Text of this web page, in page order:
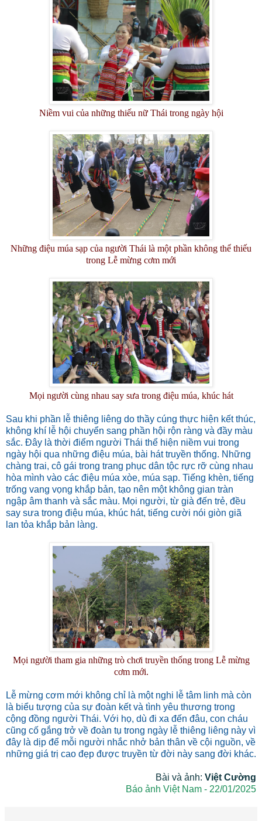
Niềm vui của những thiếu nữ Thái trong ngày hội
Những điệu múa sạp của người Thái là một phần không thể thiếu
trong Lễ mừng cơm mới
Mọi người cùng nhau say sưa trong điệu múa, khúc hát
Sau khi phần lễ thiêng liêng do thầy cúng thực hiện kết thúc,
không khí lễ hội chuyển sang phần hội rộn ràng và đầy màu
sắc. Đây là thời điểm người Thái thể hiện niềm vui trong
ngày hội qua những điệu múa, bài hát truyền thống. Những
chàng trai, cô gái trong trang phục dân tộc rực rỡ cùng nhau
hòa mình vào các điệu múa xòe, múa sạp. Tiếng khèn, tiếng
trống vang vọng khắp bản, tạo nên một không gian tràn
ngập âm thanh và sắc màu. Mọi người, từ già đến trẻ, đều
say sưa trong điệu múa, khúc hát, tiếng cười nói giòn giã
lan tỏa khắp bản làng.
Mọi người tham gia những trò chơi truyền thống trong Lễ mừng
cơm mới.
Lễ mừng cơm mới không chỉ là một nghi lễ tâm linh mà còn
là biểu tượng của sự đoàn kết và tình yêu thương trong
cộng đồng người Thái. Với họ, dù đi xa đến đâu, con cháu
cũng cố gắng trở về đoàn tụ trong ngày lễ thiêng liêng này vì
đây là dịp để mỗi người nhắc nhở bản thân về cội nguồn, về
những giá trị cao đẹp được truyền từ đời này sang đời khác.
Bài và ảnh: Việt Cường
Báo ảnh Việt Nam - 22/01/2025